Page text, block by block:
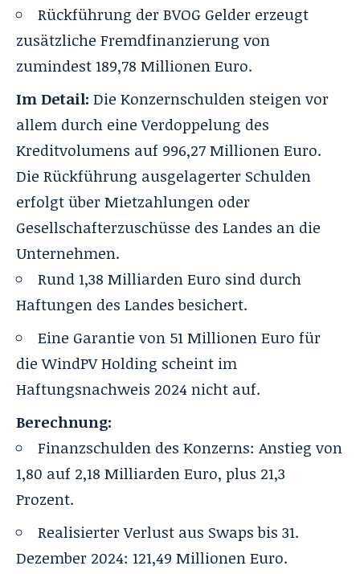
Rückführung der BVOG Gelder erzeugt
zusätzliche Fremdfinanzierung von
zumindest 189,78 Millionen Euro.
Im Detail: Die Konzernschulden steigen vor
allem durch eine Verdoppelung des
Kreditvolumens auf 996,27 Millionen Euro.
Die Rückführung ausgelagerter Schulden
erfolgt über Mietzahlungen oder
Gesellschafterzuschüsse des Landes an die
Unternehmen.
Rund 1,38 Milliarden Euro sind durch
Haftungen des Landes besichert.
Eine Garantie von 51 Millionen Euro für
die WindPV Holding scheint im
Haftungsnachweis 2024 nicht auf.
Berechnung:
Finanzschulden des Konzerns: Anstieg von
1,80 auf 2,18 Milliarden Euro, plus 21,3
Prozent.
Realisierter Verlust aus Swaps bis 31.
Dezember 2024: 121,49 Millionen Euro.